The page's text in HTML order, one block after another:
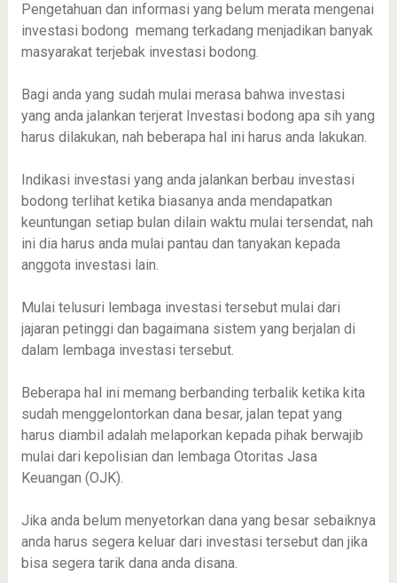
Pengetahuan dan informasi yang belum merata mengenai
investasi bodong memang terkadang menjadikan banyak
masyarakat terjebak investasi bodong.
Bagi anda yang sudah mulai merasa bahwa investasi
yang anda jalankan terjerat Investasi bodong apa sih yang
harus dilakukan, nah beberapa hal ini harus anda lakukan.
Indikasi investasi yang anda jalankan berbau investasi
bodong terlihat ketika biasanya anda mendapatkan
keuntungan setiap bulan dilain waktu mulai tersendat, nah
ini dia harus anda mulai pantau dan tanyakan kepada
anggota investasi lain.
Mulai telusuri lembaga investasi tersebut mulai dari
jajaran petinggi dan bagaimana sistem yang berjalan di
dalam lembaga investasi tersebut.
Beberapa hal ini memang berbanding terbalik ketika kita
sudah menggelontorkan dana besar, jalan tepat yang
harus diambil adalah melaporkan kepada pihak berwajib
mulai dari kepolisian dan lembaga Otoritas Jasa
Keuangan (OJK).
Jika anda belum menyetorkan dana yang besar sebaiknya
anda harus segera keluar dari investasi tersebut dan jika
bisa segera tarik dana anda disana.